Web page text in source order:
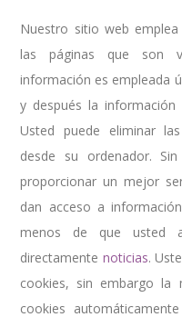
Nuestro sitio web
las páginas que son
información es empleada
y después la
Usted puede eliminar
desde su ordenador.
proporcionar un mejor
dan acceso a
menos de que usted
directamente noticias.
cookies, sin embargo la
cookies